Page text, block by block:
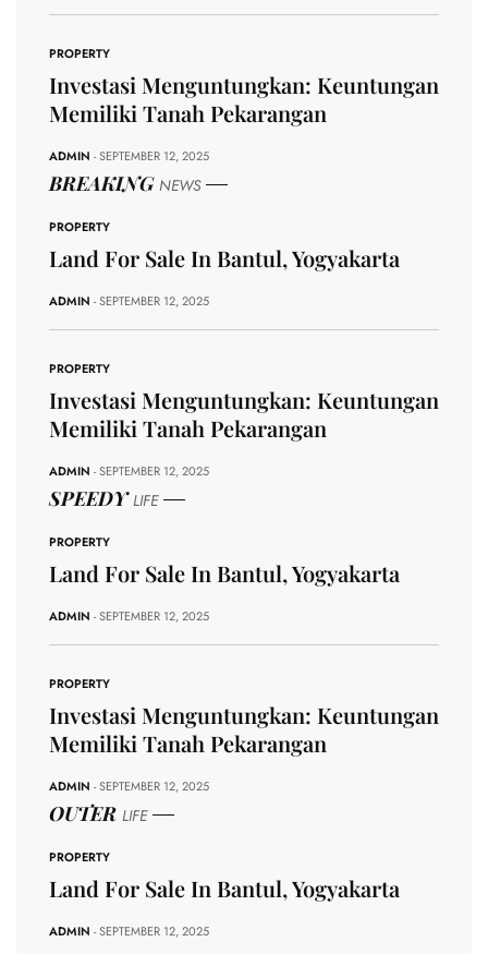
PROPERTY
Investasi Menguntungkan: Keuntungan
Memiliki Tanah Pekarangan
ADMIN - SEPTEMBER 12, 2025
BREAKING NEWS
PROPERTY
Land For Sale In Bantul, Yogyakarta
ADMIN - SEPTEMBER 12, 2025
PROPERTY
Investasi Menguntungkan: Keuntungan
Memiliki Tanah Pekarangan
ADMIN - SEPTEMBER 12, 2025
SPEEDY LIFE
PROPERTY
Land For Sale In Bantul, Yogyakarta
ADMIN - SEPTEMBER 12, 2025
PROPERTY
Investasi Menguntungkan: Keuntungan
Memiliki Tanah Pekarangan
ADMIN - SEPTEMBER 12, 2025
OUTER LIFE
PROPERTY
Land For Sale In Bantul, Yogyakarta
ADMIN - SEPTEMBER 12, 2025